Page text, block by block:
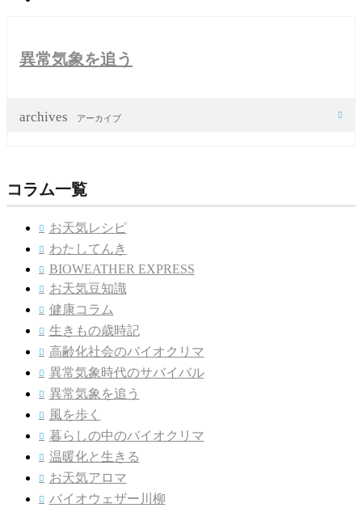
異常気象を追う
archives アーカイブ 
コラム一覧
 お天気レシピ
 わたしてんき
 BIOWEATHER EXPRESS
 お天気豆知識
 健康コラム
 生きもの歳時記
 高齢化社会のバイオクリマ
 異常気象時代のサバイバル
 異常気象を追う
 風を歩く
 暮らしの中のバイオクリマ
 温暖化と生きる
 お天気アロマ
 バイオウェザー川柳